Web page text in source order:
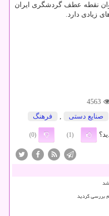
نقطه عطف گردشگری ایران
زیادی دارد.
4563
صنایع دستی فرهنگ
(1)
(0)
بررسی گردید